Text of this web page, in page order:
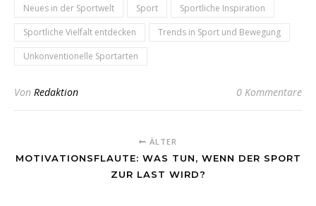
Neues in der Sportwelt
Sport
Sportliche Inspiration
Sportliche Vielfalt entdecken
Trends in Sport und Bewegung
Unkonventionelle Sportarten
Von Redaktion 0 Kommentare
ÄLTER
MOTIVATIONSFLAUTE: WAS TUN, WENN DER SPORT
ZUR LAST WIRD?